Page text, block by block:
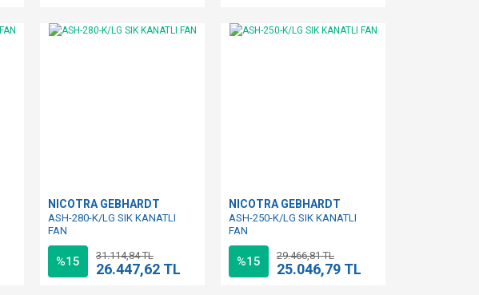
NICOTRA GEBHARDT
ASH-280-K/LG SIK KANATLI
FAN
%15 31.114,84 TL
26.447,62 TL
NICOTRA GEBHARDT
ASH-250-K/LG SIK KANATLI
FAN
%15 29.466,81 TL
25.046,79 TL